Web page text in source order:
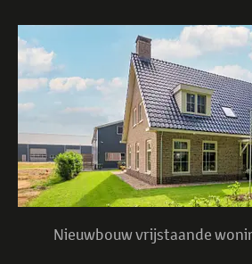
Nieuwbouw vrijstaande